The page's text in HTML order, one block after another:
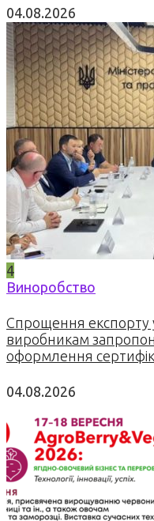
04.08.2026
4
Виноробство
Спрощення експорту
виробникам
оформлення
04.08.2026